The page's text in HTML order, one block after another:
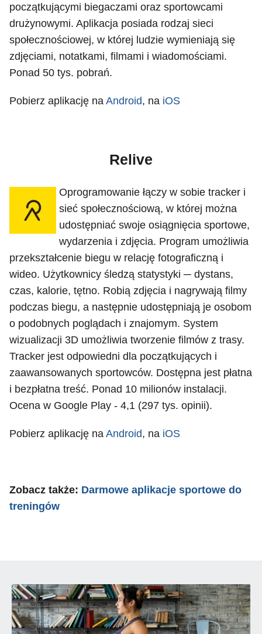
początkującymi biegaczami oraz sportowcami
drużynowymi. Aplikacja posiada rodzaj sieci
społecznościowej, w której ludzie wymieniają się
zdjęciami, notatkami, filmami i wiadomościami.
Ponad 50 tys. pobrań.
Pobierz aplikację na Android, na iOS
Relive
Oprogramowanie łączy w sobie tracker i
sieć społecznościową, w której można
udostępniać swoje osiągnięcia sportowe,
wydarzenia i zdjęcia. Program umożliwia
przekształcenie biegu w relację fotograficzną i
wideo. Użytkownicy śledzą statystyki ─ dystans,
czas, kalorie, tętno. Robią zdjęcia i nagrywają filmy
podczas biegu, a następnie udostępniają je osobom
o podobnych poglądach i znajomym. System
wizualizacji 3D umożliwia tworzenie filmów z trasy.
Tracker jest odpowiedni dla początkujących i
zaawansowanych sportowców. Dostępna jest płatna
i bezpłatna treść. Ponad 10 milionów instalacji.
Ocena w Google Play - 4,1 (297 tys. opinii).
Pobierz aplikację na Android, na iOS
Zobacz także: Darmowe aplikacje sportowe do
treningów